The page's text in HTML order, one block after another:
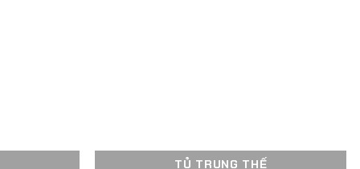
TỦ TRUNG THẾ